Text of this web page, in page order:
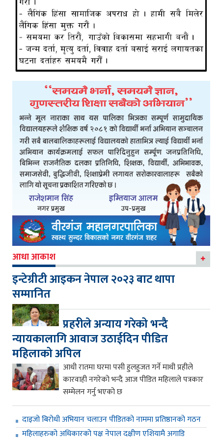
आधा आकाश
इन्टेग्रीटी आइकन नेपाल २०२३ बाट थापा
सम्मानित
प्रहरीले अन्याय गरेको भन्दै
न्यायकालागि आवाज उठाईदिन पीडित
महिलाको अपिल
आधी रातमा घरमा पसी हुलहुजत गर्ने माथी प्रहीले
कारवाही नगरेको भन्दै आज पीडित महिलाले पत्रकार
सम्मेलन गर्नु भएको छ
दाइजो बिरोधी अभियान चलाउन पीडितको नाममा प्रतिष्ठानको गठन
महिलाहरुको अधिकारको पक्ष नेपाल दक्षीण एशियामै अगाडि